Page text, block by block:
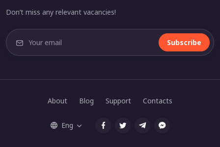
Don’t miss any relevant vacancies!
Subscribe
About Blog Support Contacts
Eng